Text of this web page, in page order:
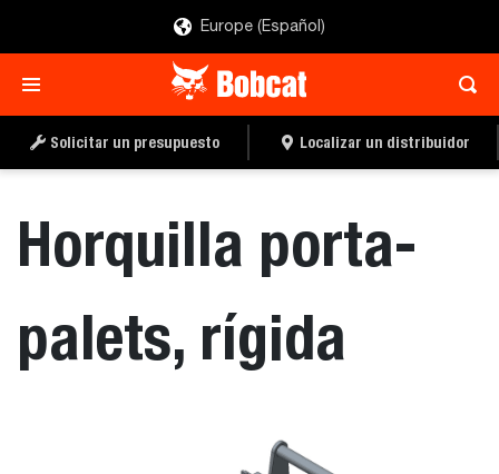
Europe (Español)
Solicitar un presupuesto Localizar un distribuidor
Horquilla porta-
palets, rígida
LOCALIZAR UN